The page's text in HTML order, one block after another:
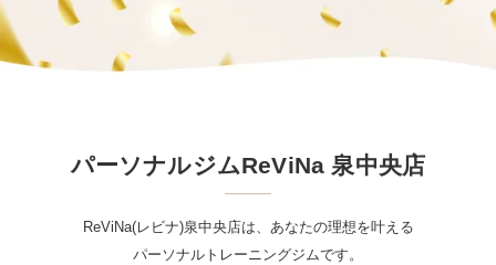
パーソナルジムReViNa 泉中央店
ReViNa(レビナ)泉中央店は、あなたの理想を叶える
パーソナルトレーニングジムです。